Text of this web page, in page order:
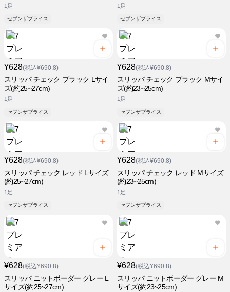
1足
セブンザプライス
1足
セブンザプライス
¥628(税込¥690.8)
スリッパ チェック ブラック Lサイ
ズ(約25~27cm)
1足
セブンザプライス
¥628(税込¥690.8)
スリッパ チェック ブラック Mサイ
ズ(約23~25cm)
1足
セブンザプライス
¥628(税込¥690.8)
スリッパ チェック レッド Lサイズ
(約25~27cm)
1足
セブンザプライス
¥628(税込¥690.8)
スリッパ チェック レッド Mサイズ
(約23~25cm)
1足
セブンザプライス
¥628(税込¥690.8)
スリッパ ニットボーダー グレー L
サイズ(約25~27cm)
¥628(税込¥690.8)
スリッパ ニットボーダー グレー M
サイズ(約23~25cm)